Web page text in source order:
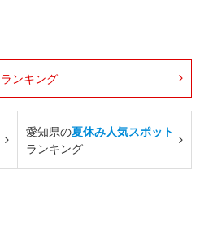
ランキング
愛知県の夏休み人気スポット
ランキング